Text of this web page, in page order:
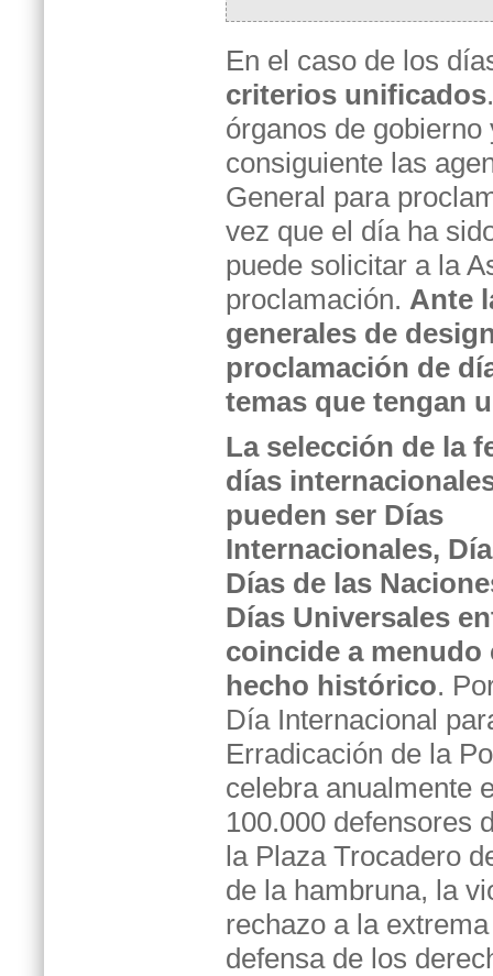
En el caso de los
criterios unificados
órganos de
consiguiente las
General para
vez que el día ha
puede solicitar a la
proclamación. Ante
generales de
proclamación de
temas que tengan
La selección de la
días
pueden ser Días
Internacionales,
Días de las
Días Universales
coincide a menudo
hecho histórico.
Día Internacional
Erradicación de la
celebra anualmente
100.000 defensores
la Plaza Trocadero
de la hambruna, la
rechazo a la
defensa de los